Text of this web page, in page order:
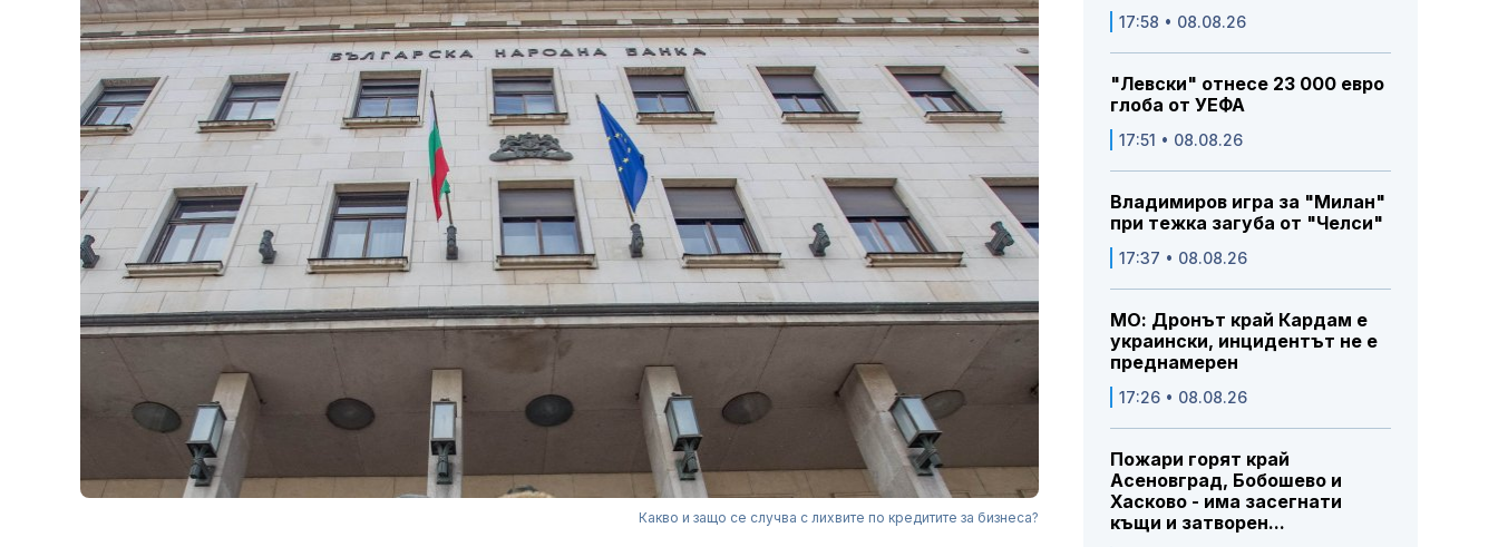
Какво и защо се случва с лихвите по кредитите за бизнеса?
17:58 • 08.08.26
"Левски" отнесе 23 000 евро
глоба от УЕФА
17:51 • 08.08.26
Владимиров игра за "Милан"
при тежка загуба от "Челси"
17:37 • 08.08.26
МО: Дронът край Кардам е
украински, инцидентът не е
преднамерен
17:26 • 08.08.26
Пожари горят край
Асеновград, Бобошево и
Хасково - има засегнати
къщи и затворен...